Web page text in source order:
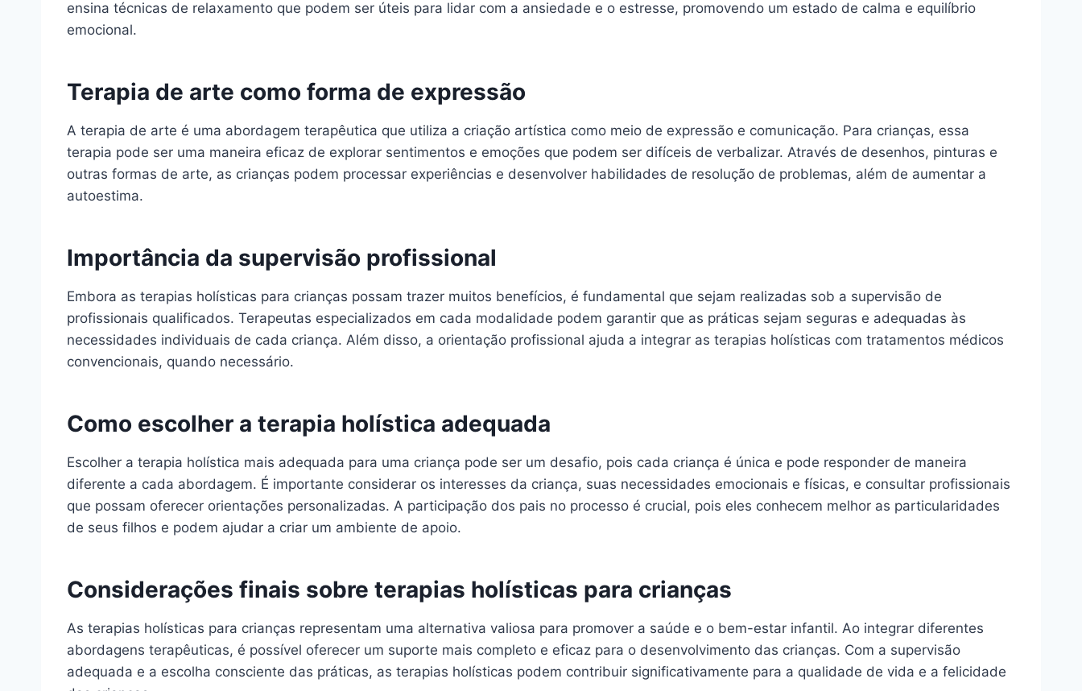
ensina técnicas de relaxamento que podem ser úteis para lidar com a ansiedade e o estresse, promovendo um estado de calma e equilíbrio
emocional.
Terapia de arte como forma de expressão
A terapia de arte é uma abordagem terapêutica que utiliza a criação artística como meio de expressão e comunicação. Para crianças, essa
terapia pode ser uma maneira eficaz de explorar sentimentos e emoções que podem ser difíceis de verbalizar. Através de desenhos, pinturas e
outras formas de arte, as crianças podem processar experiências e desenvolver habilidades de resolução de problemas, além de aumentar a
autoestima.
Importância da supervisão profissional
Embora as terapias holísticas para crianças possam trazer muitos benefícios, é fundamental que sejam realizadas sob a supervisão de
profissionais qualificados. Terapeutas especializados em cada modalidade podem garantir que as práticas sejam seguras e adequadas às
necessidades individuais de cada criança. Além disso, a orientação profissional ajuda a integrar as terapias holísticas com tratamentos médicos
convencionais, quando necessário.
Como escolher a terapia holística adequada
Escolher a terapia holística mais adequada para uma criança pode ser um desafio, pois cada criança é única e pode responder de maneira
diferente a cada abordagem. É importante considerar os interesses da criança, suas necessidades emocionais e físicas, e consultar profissionais
que possam oferecer orientações personalizadas. A participação dos pais no processo é crucial, pois eles conhecem melhor as particularidades
de seus filhos e podem ajudar a criar um ambiente de apoio.
Considerações finais sobre terapias holísticas para crianças
As terapias holísticas para crianças representam uma alternativa valiosa para promover a saúde e o bem-estar infantil. Ao integrar diferentes
abordagens terapêuticas, é possível oferecer um suporte mais completo e eficaz para o desenvolvimento das crianças. Com a supervisão
adequada e a escolha consciente das práticas, as terapias holísticas podem contribuir significativamente para a qualidade de vida e a felicidade